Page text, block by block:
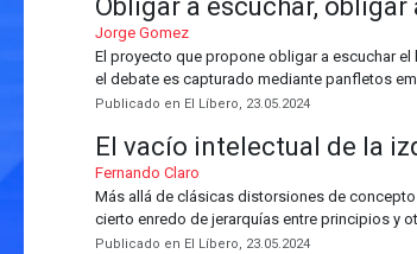
Obligar a escuchar, obligar
Jorge Gomez
El proyecto que propone obligar a escuchar
el debate es capturado mediante panfletos
Publicado en El Líbero, 23.05.2024
El vacío intelectual de la
Fernando Claro
Más allá de clásicas distorsiones de
cierto enredo de jerarquías entre principios y
Publicado en El Líbero, 23.05.2024